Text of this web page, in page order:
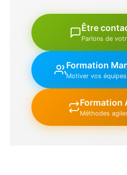
Être
Parlons de
Formation
Motiver vos équipes
Formation
Méthodes